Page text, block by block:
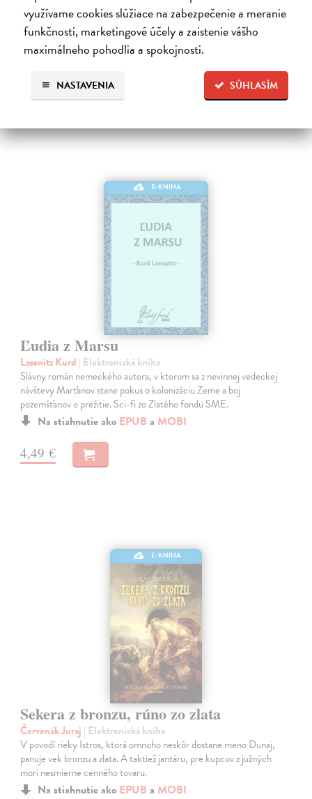
využívame cookies slúžiace na zabezpečenie a meranie
funkčnosti, marketingové účely a zaistenie vášho
maximálneho pohodlia a spokojnosti.
SÚHLASÍM
NASTAVENIA
Základné dielo kyberpunku, klasika sci-fi a jedna z najsilnejších vízií
budúcnosti Matrix je svet vo svete, globálny konsenzus, prelud,
vyjadrenie každého jedného dátového bajtu v kyberpriestore. Henry…
Na stiahnutie akoEPUB,MOBIaPDF
9,79 €
E-KNIHA
Ľudia z Marsu
Lasswitz Kurd | Elektronická kniha
Slávny román nemeckého autora, v ktorom sa z nevinnej vedeckej
návštevy Marťanov stane pokus o kolonizáciu Zeme a boj
pozemšťanov o prežitie. Sci-fi zo Zlatého fondu SME.
Na stiahnutie ako EPUB a MOBI
4,49 €
E-KNIHA
Sekera z bronzu, rúno zo zlata
Červenák Juraj | Elektronická kniha
V povodí rieky Istros, ktorá omnoho neskôr dostane meno Dunaj,
panuje vek bronzu a zlata. A taktiež jantáru, pre kupcov z južných
morí nesmierne cenného tovaru.
Na stiahnutie ako EPUB a MOBI